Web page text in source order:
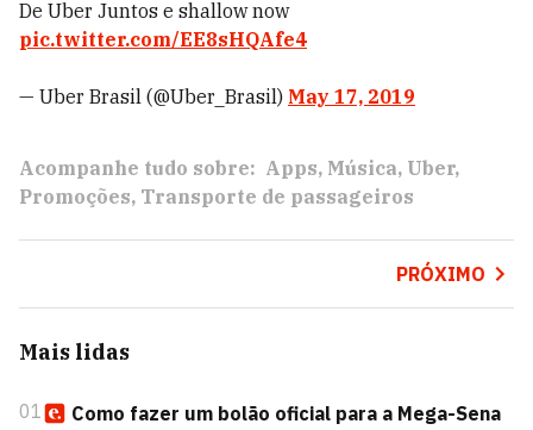
De Uber Juntos e shallow now
pic.twitter.com/EE8sHQAfe4
— Uber Brasil (@Uber_Brasil) May 17, 2019
Acompanhe tudo sobre: Apps Música Uber
Promoções Transporte de passageiros
PRÓXIMO
Mais lidas
01 Como fazer um bolão oficial para a Mega-Sena